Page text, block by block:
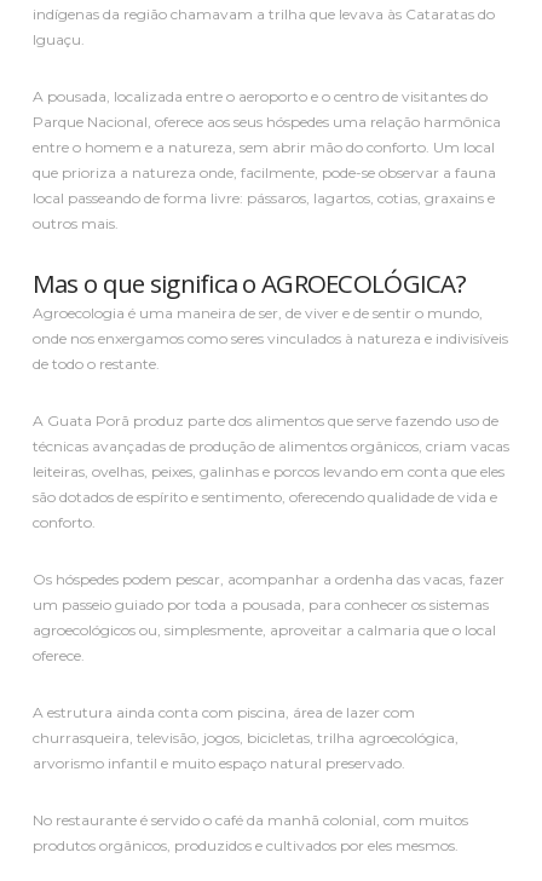
indígenas da região chamavam a trilha que levava às Cataratas do
Iguaçu.
A pousada, localizada entre o aeroporto e o centro de visitantes do
Parque Nacional, oferece aos seus hóspedes uma relação harmônica
entre o homem e a natureza, sem abrir mão do conforto. ​Um local
que prioriza a natureza onde, facilmente, pode-se observar a fauna
local passeando de forma livre: pássaros, lagartos, cotias, graxains e
outros mais.
Mas o que significa o AGROECOLÓGICA?
Agroecologia é uma maneira de ser, de viver e de sentir o mundo,
onde nos enxergamos como seres vinculados à natureza e indivisíveis
de todo o restante.
A Guata Porã produz parte dos alimentos que serve fazendo uso de
técnicas avançadas de produção de alimentos orgânicos, criam vacas
leiteiras, ovelhas, peixes, galinhas e porcos levando em conta que eles
são dotados de espírito e sentimento, oferecendo qualidade de vida e
conforto.
Os hóspedes podem pescar, acompanhar a ordenha das vacas, fazer
um passeio guiado por toda a pousada, para conhecer os sistemas
agroecológicos ou, simplesmente, aproveitar a calmaria que o local
oferece.
A estrutura ainda conta com piscina, área de lazer com
churrasqueira, televisão, jogos, bicicletas, trilha agroecológica,
arvorismo infantil e muito espaço natural preservado.
No restaurante é servido o café da manhã colonial, com muitos
produtos orgânicos, produzidos e cultivados por eles mesmos.